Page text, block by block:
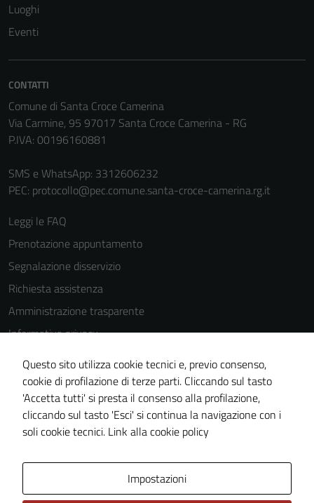
Luoghi
Eventi
CONTATTI
Comune di Santa Croce Camerina
Via Carmine, 95 97017 Santa Croce Camerina - RG
P.IVA: 00196160881
SMS e WhatsApp: 3312606232
PEC: protocollo@pec.comune.santa-croce-camerina.rg.it
Leggi le FAQ
Prenotazione appuntamento
Segnalazione disservizio
Richiesta assistenza
Amministrazione trasparente
Informativa privacy
Cookie Policy
Note legali
Dichiarazione di accessibilità
Piano di miglioramento del sito
Questo sito utilizza cookie tecnici e, previo consenso,
cookie di profilazione di terze parti. Cliccando sul tasto
'Accetta tutti' si presta il consenso alla profilazione,
cliccando sul tasto 'Esci' si continua la navigazione con i
soli cookie tecnici. Link alla cookie policy
Impostazioni
sono
(si veda la
possono
cookies può
navigazione e
la fruizione
delle
funzionalità
del sito.
Experience